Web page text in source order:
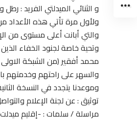
و الثنائي الميدلتي الفريد
ولأول مرة تأتي هذه الأعداد
والتي أبانت أعلى مستوى من
وتحية خاصة لجنود الخفاء
محمد أفقير (من الشبكة الاولى
والسهر على راحتهم وخدمتهم
وموعدنا يتجدد في النسخة
توثيق : عن لجنة الإعلام
مراسلة / سلمات : -إقليم ميدلت